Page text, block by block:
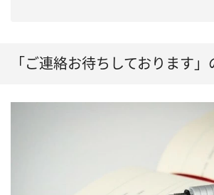
「ご連絡お待ちしております